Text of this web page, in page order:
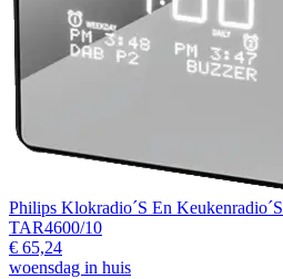
Philips Klokradio´S En Keukenradio´S
TAR4600/10
€ 65,24
woensdag in huis